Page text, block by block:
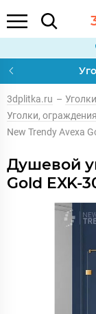
3dplitka.ru –
Уголки,
New Trendy Avexa
Душевой
Gold EXK-